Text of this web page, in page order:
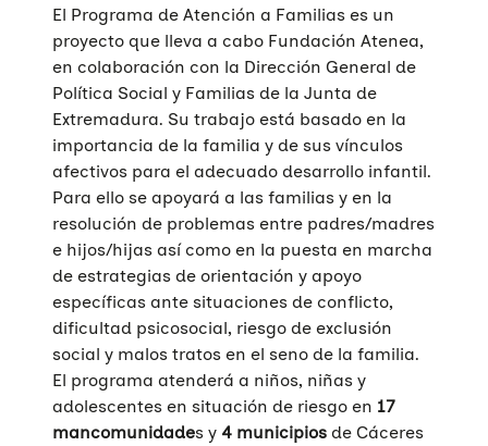
El Programa de Atención a Familias es un
proyecto que lleva a cabo Fundación Atenea,
en colaboración con la Dirección General de
Política Social y Familias de la Junta de
Extremadura. Su trabajo está basado en la
importancia de la familia y de sus vínculos
afectivos para el adecuado desarrollo infantil.
Para ello se apoyará a las familias y en la
resolución de problemas entre padres/madres
e hijos/hijas así como en la puesta en marcha
de estrategias de orientación y apoyo
específicas ante situaciones de conflicto,
dificultad psicosocial, riesgo de exclusión
social y malos tratos en el seno de la familia.
El programa atenderá a niños, niñas y
adolescentes en situación de riesgo en 17
mancomunidades y 4 municipios de Cáceres